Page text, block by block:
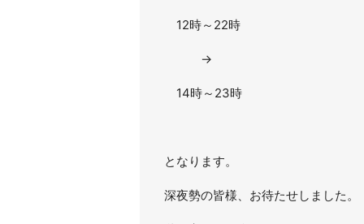
12時～22時
→
14時～23時
となります。
深夜勢の皆様、お待たせしました。